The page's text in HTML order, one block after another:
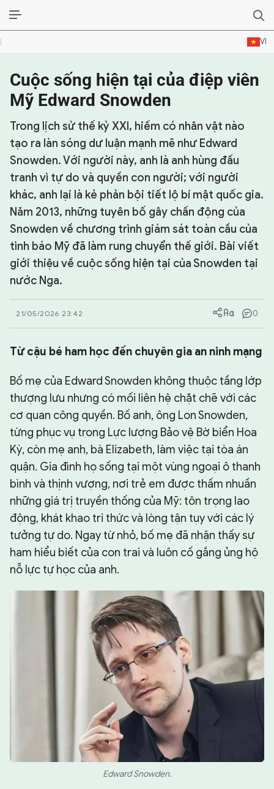
VI
SỰ KIỆN & BÌNH LUẬN
HẬU TRƯỜNG
KINH TẾ - VĂN HÓA - THỂ THAO
HỒ SƠ MẬT
PHÓNG SỰ
HỒ SƠ INTERPOL
VỤ ÁN NỔI TIẾNG
TƯ LIỆU
CHUYÊN TRANG
Cuộc sống hiện tại của điệp viên
Mỹ Edward Snowden
Trong lịch sử thế kỷ XXI, hiếm có nhân vật nào
tạo ra làn sóng dư luận mạnh mẽ như Edward
Snowden. Với người này, anh là anh hùng đấu
tranh vì tự do và quyền con người; với người
khác, anh lại là kẻ phản bội tiết lộ bí mật quốc gia.
Năm 2013, những tuyên bố gây chấn động của
Snowden về chương trình giám sát toàn cầu của
tình báo Mỹ đã làm rung chuyển thế giới. Bài viết
giới thiệu về cuộc sống hiện tại của Snowden tại
nước Nga.
21/05/2026 23:42 0
Từ cậu bé ham học đến chuyên gia an ninh mạng
Bố mẹ của Edward Snowden không thuộc tầng lớp
thượng lưu nhưng có mối liên hệ chặt chẽ với các
cơ quan công quyền. Bố anh, ông Lon Snowden,
từng phục vụ trong Lực lượng Bảo vệ Bờ biển Hoa
Kỳ, còn mẹ anh, bà Elizabeth, làm việc tại tòa án
quận. Gia đình họ sống tại một vùng ngoại ô thanh
bình và thịnh vượng, nơi trẻ em được thấm nhuần
những giá trị truyền thống của Mỹ: tôn trọng lao
động, khát khao tri thức và lòng tận tụy với các lý
tưởng tự do. Ngay từ nhỏ, bố mẹ đã nhận thấy sự
ham hiểu biết của con trai và luôn cố gắng ủng hộ
nỗ lực tự học của anh.
Edward Snowden.